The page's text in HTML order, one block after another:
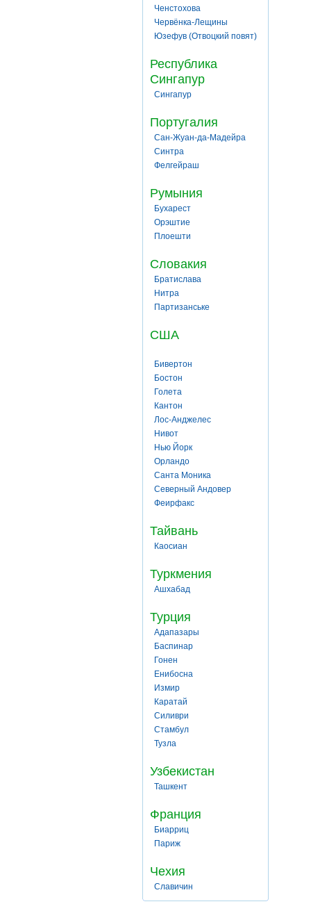
Ченстохова
Червёнка-Лещины
Юзефув (Отвоцкий повят)
Республика
Сингапур
Сингапур
Португалия
Сан-Жуан-да-Мадейра
Синтра
Фелгейраш
Румыния
Бухарест
Орэштие
Плоешти
Словакия
Братислава
Нитра
Партизанське
США
Бивертон
Бостон
Голета
Кантон
Лос-Анджелес
Нивот
Нью Йорк
Орландо
Санта Моника
Северный Андовер
Феирфакс
Тайвань
Каосиан
Туркмения
Ашхабад
Турция
Адапазары
Баспинар
Гонен
Енибосна
Измир
Каратай
Силиври
Стамбул
Тузла
Узбекистан
Ташкент
Франция
Биарриц
Париж
Чехия
Славичин